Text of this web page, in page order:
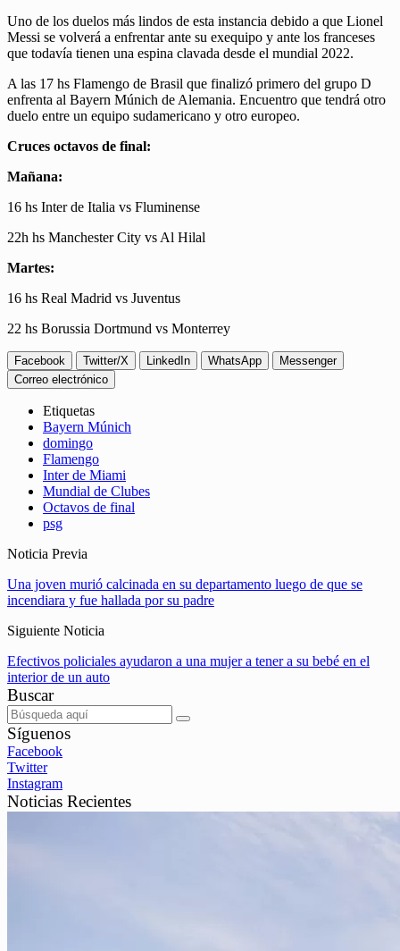
Uno de los duelos más lindos de esta instancia debido a que Lionel
Messi se volverá a enfrentar ante su exequipo y ante los franceses
que todavía tienen una espina clavada desde el mundial 2022.
A las 17 hs Flamengo de Brasil que finalizó primero del grupo D
enfrenta al Bayern Múnich de Alemania. Encuentro que tendrá otro
duelo entre un equipo sudamericano y otro europeo.
Cruces octavos de final:
Mañana:
16 hs Inter de Italia vs Fluminense
22h hs Manchester City vs Al Hilal
Martes:
16 hs Real Madrid vs Juventus
22 hs Borussia Dortmund vs Monterrey
Facebook Twitter/X LinkedIn WhatsApp
Messenger
Correo electrónico
Etiquetas
Bayern Múnich
domingo
Flamengo
Inter de Miami
Mundial de Clubes
Octavos de final
psg
Noticia Previa
Una joven murió calcinada en su departamento luego de que se
incendiara y fue hallada por su padre
Siguiente Noticia
Efectivos policiales ayudaron a una mujer a tener a su bebé en el
interior de un auto
Buscar
Síguenos
Facebook
Twitter
Instagram
Noticias Recientes